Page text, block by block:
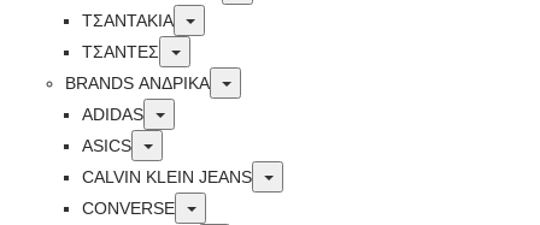
ΤΣΑΝΤΑΚΙΑ
Toggle
ΤΣΑΝΤΕΣ
Toggle
BRANDS ΑΝΔΡΙΚΆ
Toggle
ADIDAS
Toggle
ASICS
Toggle
CALVIN KLEIN JEANS
Toggle
CONVERSE
Toggle